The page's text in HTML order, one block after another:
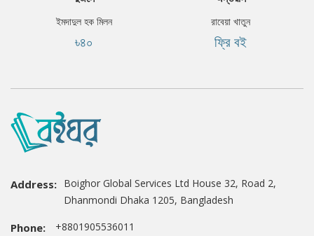
ইমদাদুল হক মিলন
৳৪০
রাবেয়া খাতুন
ফ্রি বই
Address: Boighor Global Services Ltd House 32, Road 2,
Dhanmondi Dhaka 1205, Bangladesh
Phone: +8801905536011